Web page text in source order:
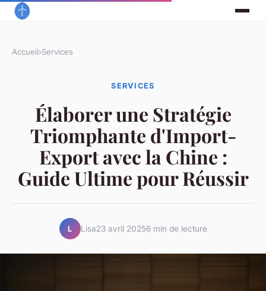
Accueil›Services
SERVICES
Élaborer une Stratégie
Triomphante d'Import-
Export avec la Chine :
Guide Ultime pour Réussir
L Lisa23 avril 20256 min de lecture